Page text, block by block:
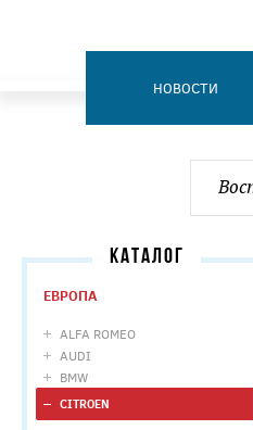
НОВОСТИ
КАТАЛОГ
ЕВРОПА
ALFA ROMEO
AUDI
BMW
CITROEN